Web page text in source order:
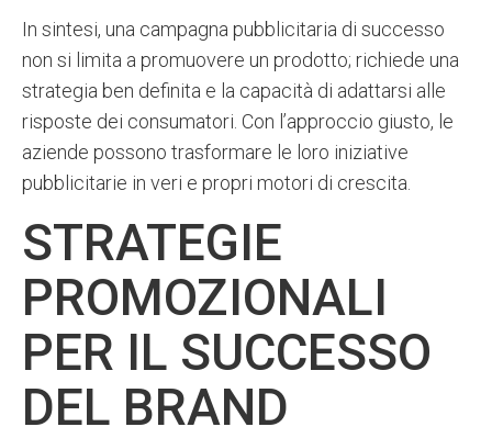
In sintesi, una campagna pubblicitaria di successo
non si limita a promuovere un prodotto; richiede una
strategia ben definita e la capacità di adattarsi alle
risposte dei consumatori. Con l’approccio giusto, le
aziende possono trasformare le loro iniziative
pubblicitarie in veri e propri motori di crescita.
STRATEGIE
PROMOZIONALI
PER IL SUCCESSO
DEL BRAND